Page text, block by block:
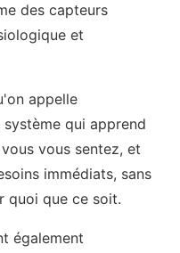
des capteurs
et
appelle
système qui apprend
vous sentez, et
immédiats, sans
quoi que ce soit.
également